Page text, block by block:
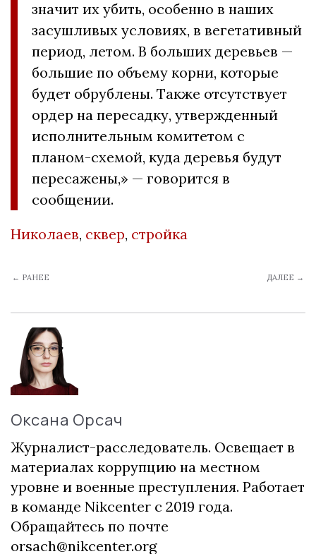
значит их убить, особенно в наших
засушливых условиях, в вегетативный
период, летом. В больших деревьев —
большие по объему корни, которые
будет обрублены. Также отсутствует
ордер на пересадку, утвержденный
исполнительным комитетом с
планом-схемой, куда деревья будут
пересажены,» — говорится в
сообщении.
Николаев, сквер, стройка
← РАНЕЕ ДАЛЕЕ →
Оксана Орсач
Журналист-расследователь. Освещает в
материалах коррупцию на местном
уровне и военные преступления. Работает
в команде Nikcenter с 2019 года.
Обращайтесь по почте
orsach@nikcenter.org